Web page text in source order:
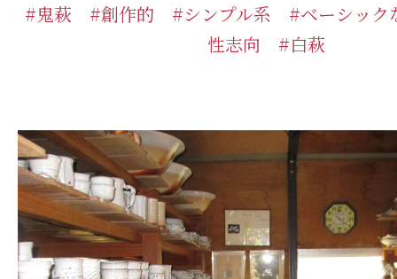
#鬼萩 #創作的 #シンプル系 #ベーシック
性志向 #白萩